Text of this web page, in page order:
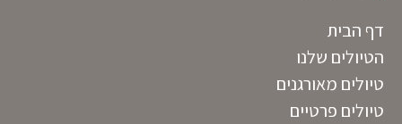
דף הבית
הטיולים שלנו
טיולים מאורגנים
טיולים פרטיים